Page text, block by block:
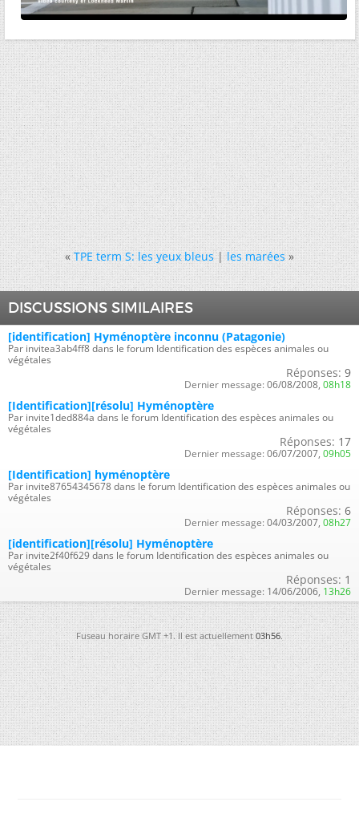
« TPE term S: les yeux bleus|les marées »
DISCUSSIONS SIMILAIRES
[identification] Hyménoptère inconnu (Patagonie)
Par invitea3ab4ff8 dans le forum Identification des espèces animales ou
végétales
Réponses: 9
Dernier message: 06/08/2008, 08h18
[Identification][résolu] Hyménoptère
Par invite1ded884a dans le forum Identification des espèces animales ou
végétales
Réponses: 17
Dernier message: 06/07/2007, 09h05
[Identification] hyménoptère
Par invite87654345678 dans le forum Identification des espèces animales ou
végétales
Réponses: 6
Dernier message: 04/03/2007, 08h27
[identification][résolu] Hyménoptère
Par invite2f40f629 dans le forum Identification des espèces animales ou
végétales
Réponses: 1
Dernier message: 14/06/2006, 13h26
Fuseau horaire GMT +1. Il est actuellement03h56.